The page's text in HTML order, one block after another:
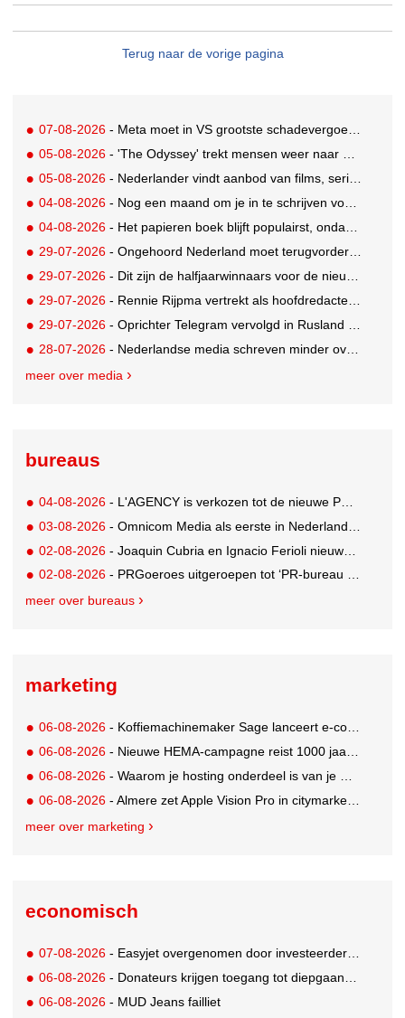
Terug naar de vorige pagina
07-08-2026 - Meta moet in VS grootste schadevergoeding ooit betalen: 567 miljoen dollar
05-08-2026 - 'The Odyssey' trekt mensen weer naar de bioscoop
05-08-2026 - Nederlander vindt aanbod van films, series en sport vaak versnipperd
04-08-2026 - Nog een maand om je in te schrijven voor de Mercurs 2026
04-08-2026 - Het papieren boek blijft populairst, ondanks digitale alternatieven
29-07-2026 - Ongehoord Nederland moet terugvordering betalen aan Commissariaat voor de Media
29-07-2026 - Dit zijn de halfjaarwinnaars voor de nieuwe Ster Goede Loeki 2026
29-07-2026 - Rennie Rijpma vertrekt als hoofdredacteur van het AD
29-07-2026 - Oprichter Telegram vervolgd in Rusland voor 'hulp aan terroristen'
28-07-2026 - Nederlandse media schreven minder over dit WK
meer over media
bureaus
04-08-2026 - L'AGENCY is verkozen tot de nieuwe PR-partner van KoRo
03-08-2026 - Omnicom Media als eerste in Nederland actief met advertenties in ChatGPT
02-08-2026 - Joaquin Cubria en Ignacio Ferioli nieuwe Global CCO’s GUT, Renata Neumann Global Head of Production
02-08-2026 - PRGoeroes uitgeroepen tot ‘PR-bureau van het jaar 2026’
meer over bureaus
marketing
06-08-2026 - Koffiemachinemaker Sage lanceert e-commerceplatform voor koffieliefhebbers
06-08-2026 - Nieuwe HEMA-campagne reist 1000 jaar terug in de tijd naar 'Hemastein'
06-08-2026 - Waarom je hosting onderdeel is van je merkstrategie
06-08-2026 - Almere zet Apple Vision Pro in citymarketing
meer over marketing
economisch
07-08-2026 - Easyjet overgenomen door investeerder Apollo
06-08-2026 - Donateurs krijgen toegang tot diepgaandere informatie over goede doelen
06-08-2026 - MUD Jeans failliet